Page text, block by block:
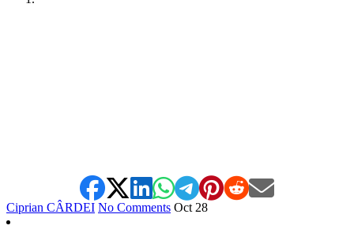
Ciprian CÂRDEI No Comments Oct 28